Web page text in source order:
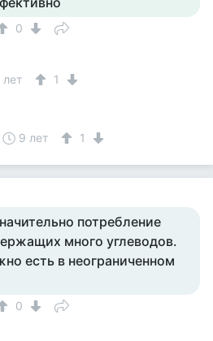
0
лет 1
9 лет 1
потребление
много углеводов.
есть в неограниченном
0